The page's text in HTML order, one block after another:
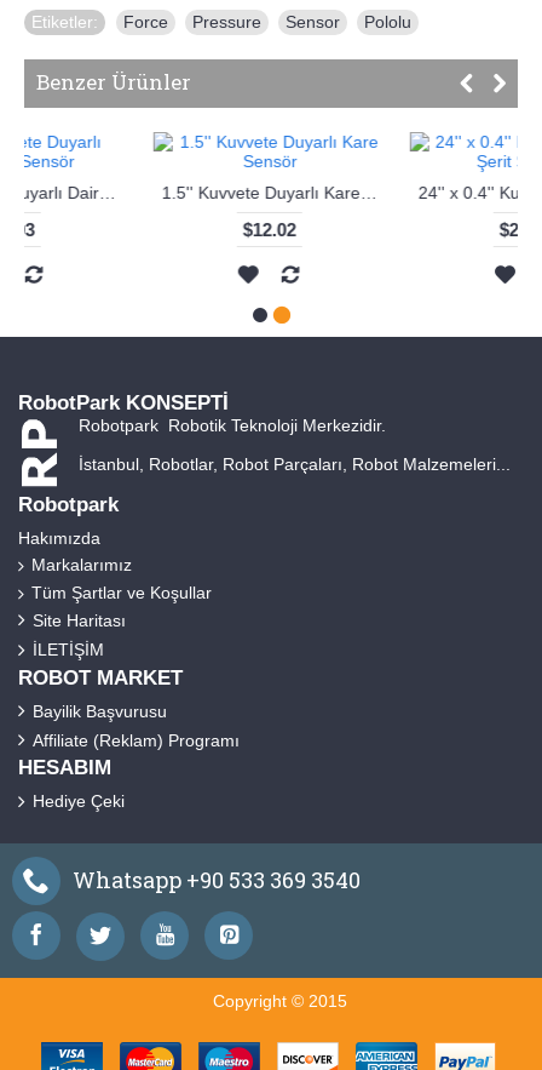
Etiketler: Force Pressure Sensor Pololu
Benzer Ürünler
1.5'' Kuvvete Duyarlı Kare Sensör 24'' x 0.4'' Kuvvete Duyarlı Şerit Sensör
RobotPark KONSEPTİ
Robotpark Robotik Teknoloji Merkezidir.
İstanbul, Robotlar, Robot Parçaları, Robot Malzemeleri...
Robotpark
Hakımızda
Markalarımız
Tüm Şartlar ve Koşullar
Site Haritası
İLETİŞİM
ROBOT MARKET
Bayilik Başvurusu
Affiliate (Reklam) Programı
HESABIM
Hediye Çeki
Whatsapp +90 533 369 3540
Copyright © 2015